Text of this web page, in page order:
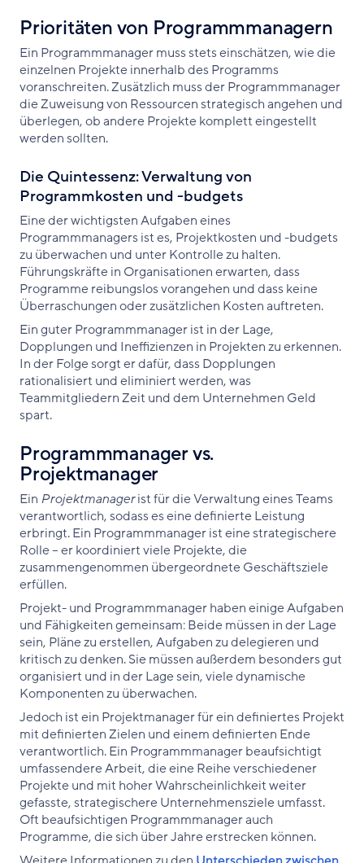
Prioritäten von Programmmanagern
Ein Programmmanager muss stets einschätzen, wie die
einzelnen Projekte innerhalb des Programms
voranschreiten. Zusätzlich muss der Programmmanager
die Zuweisung von Ressourcen strategisch angehen und
überlegen, ob andere Projekte komplett eingestellt
werden sollten.
Die Quintessenz: Verwaltung von
Programmkosten und -budgets
Eine der wichtigsten Aufgaben eines
Programmmanagers ist es, Projektkosten und -budgets
zu überwachen und unter Kontrolle zu halten.
Führungskräfte in Organisationen erwarten, dass
Programme reibungslos vorangehen und dass keine
Überraschungen oder zusätzlichen Kosten auftreten.
Ein guter Programmmanager ist in der Lage,
Dopplungen und Ineffizienzen in Projekten zu erkennen.
In der Folge sorgt er dafür, dass Dopplungen
rationalisiert und eliminiert werden, was
Teammitgliedern Zeit und dem Unternehmen Geld
spart.
Programmmanager vs.
Projektmanager
Ein Projektmanagerist für die Verwaltung eines Teams
verantwortlich, sodass es eine definierte Leistung
erbringt. Ein Programmmanager ist eine strategischere
Rolle – er koordiniert viele Projekte, die
zusammengenommen übergeordnete Geschäftsziele
erfüllen.
Projekt- und Programmmanager haben einige Aufgaben
und Fähigkeiten gemeinsam: Beide müssen in der Lage
sein, Pläne zu erstellen, Aufgaben zu delegieren und
kritisch zu denken. Sie müssen außerdem besonders gut
organisiert und in der Lage sein, viele dynamische
Komponenten zu überwachen.
Jedoch ist ein Projektmanager für ein definiertes Projekt
mit definierten Zielen und einem definierten Ende
verantwortlich. Ein Programmmanager beaufsichtigt
umfassendere Arbeit, die eine Reihe verschiedener
Projekte und mit hoher Wahrscheinlichkeit weiter
gefasste, strategischere Unternehmensziele umfasst.
Oft beaufsichtigen Programmmanager auch
Programme, die sich über Jahre erstrecken können.